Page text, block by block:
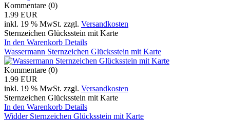
Kommentare (0)
1.99 EUR
inkl. 19 % MwSt. zzgl. Versandkosten
Sternzeichen Glücksstein mit Karte
In den Warenkorb Details
Wassermann Sternzeichen Glücksstein mit Karte
Kommentare (0)
1.99 EUR
inkl. 19 % MwSt. zzgl. Versandkosten
Sternzeichen Glücksstein mit Karte
In den Warenkorb Details
Widder Sternzeichen Glücksstein mit Karte